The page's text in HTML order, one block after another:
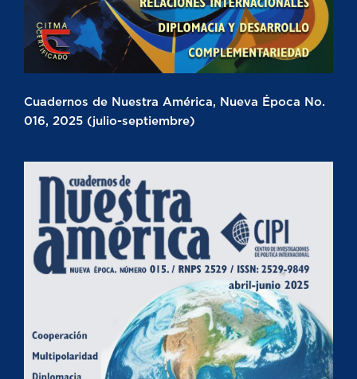
Cuadernos de Nuestra América, Nueva Época No.
016, 2025 (julio-septiembre)